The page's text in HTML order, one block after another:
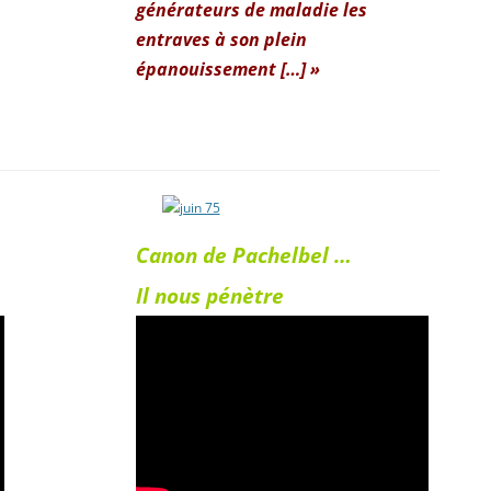
générateurs de maladie les
entraves à son plein
épanouissement […] »
Canon de Pachelbel …
Il nous pénètre